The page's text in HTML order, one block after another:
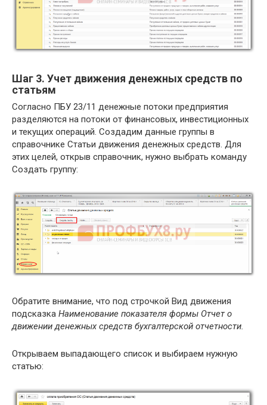
Шаг 3. Учет движения денежных средств по
статьям
Согласно ПБУ 23/11 денежные потоки предприятия
разделяются на потоки от финансовых, инвестиционных
и текущих операций. Создадим данные группы в
справочнике Статьи движения денежных средств. Для
этих целей, открыв справочник, нужно выбрать команду
Создать группу:
Обратите внимание, что под строчкой Вид движения
подсказка Наименование показателя формы Отчет о
движении денежных средств бухгалтерской отчетности.
Открываем выпадающего список и выбираем нужную
статью: